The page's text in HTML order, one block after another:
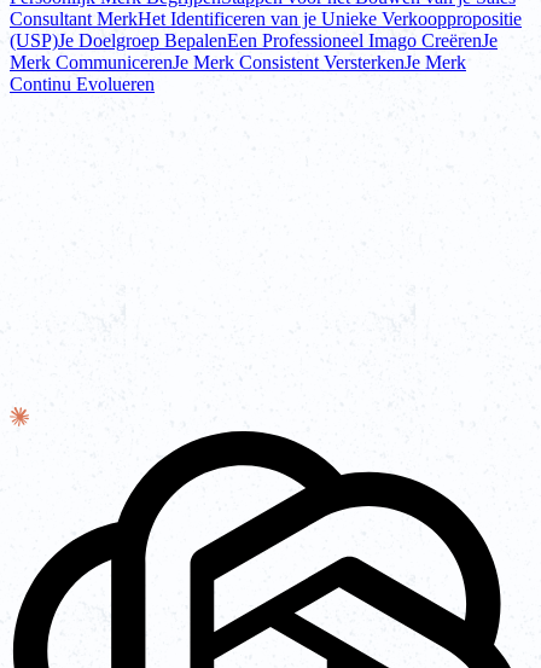
Consultant MerkHet Identificeren van je Unieke Verkooppropositie
(USP)Je Doelgroep BepalenEen Professioneel Imago CreërenJe
Merk CommunicerenJe Merk Consistent VersterkenJe Merk
Continu Evolueren